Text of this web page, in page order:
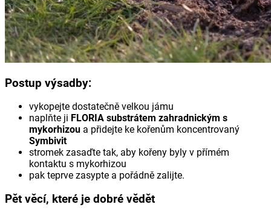
Postup výsadby:
vykopejte dostatečně velkou jámu
naplňte ji FLORIA substrátem zahradnickým s
mykorhizou a přidejte ke kořenům koncentrovaný
Symbivit
stromek zasaďte tak, aby kořeny byly v přímém
kontaktu s mykorhizou
pak teprve zasypte a pořádně zalijte.
Pět věcí, které je dobré vědět